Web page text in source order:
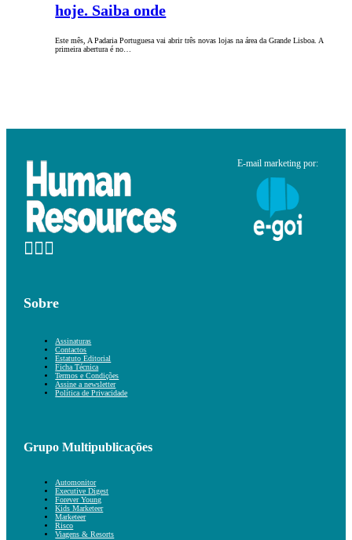
hoje. Saiba onde
Este mês, A Padaria Portuguesa vai abrir três novas lojas na área da Grande Lisboa. A
primeira abertura é no…
E-mail marketing por:
Sobre
Assinaturas
Contactos
Estatuto Editorial
Ficha Técnica
Termos e Condições
Assine a newsletter
Política de Privacidade
Grupo Multipublicações
Automonitor
Executive Digest
Forever Young
Kids Marketeer
Marketeer
Risco
Viagens & Resorts